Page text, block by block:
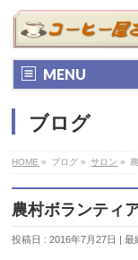
MENU
ブログ
HOME » ブログ » サロン »
農村ボランティ
投稿日 : 2016年7月27日 最